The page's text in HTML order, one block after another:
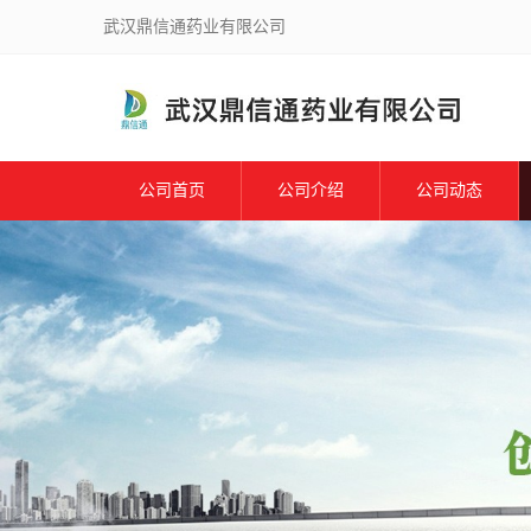
武汉鼎信通药业有限公司
公司首页 公司介绍 公司动态